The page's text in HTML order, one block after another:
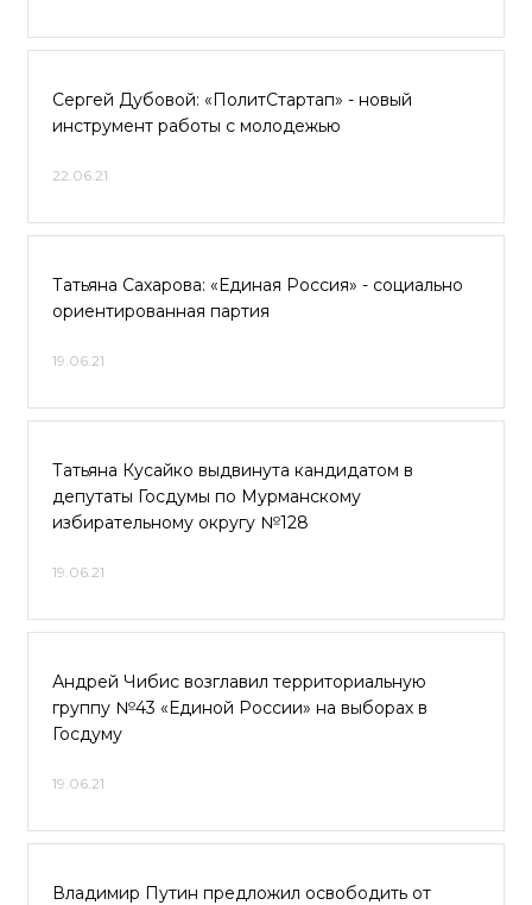
Сергей Дубовой: «ПолитСтартап» - новый
инструмент работы с молодежью
22.06.21
Татьяна Сахарова: «Единая Россия» - социально
ориентированная партия
19.06.21
Татьяна Кусайко выдвинута кандидатом в
депутаты Госдумы по Мурманскому
избирательному округу №128
19.06.21
Андрей Чибис возглавил территориальную
группу №43 «Единой России» на выборах в
Госдуму
19.06.21
Владимир Путин предложил освободить от